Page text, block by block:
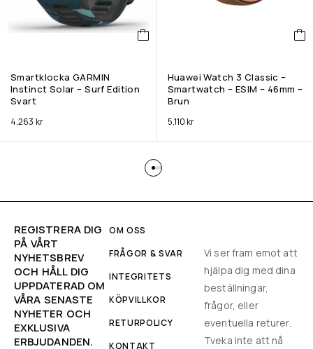
Smartklocka GARMIN
Instinct Solar – Surf Edition
Svart
4,263 kr
Huawei Watch 3 Classic –
Smartwatch – ESIM – 46mm –
Brun
5,110 kr
REGISTRERA DIG
PÅ VÅRT
NYHETSBREV
OCH HÅLL DIG
UPPDATERAD OM
VÅRA SENASTE
NYHETER OCH
EXKLUSIVA
ERBJUDANDEN.
OM OSS
FRÅGOR & SVAR
INTEGRITETS
KÖPVILLKOR
RETURPOLICY
KONTAKT
Vi ser fram emot att
hjälpa dig med dina
beställningar,
frågor, eller
eventuella returer.
Tveka inte att nå